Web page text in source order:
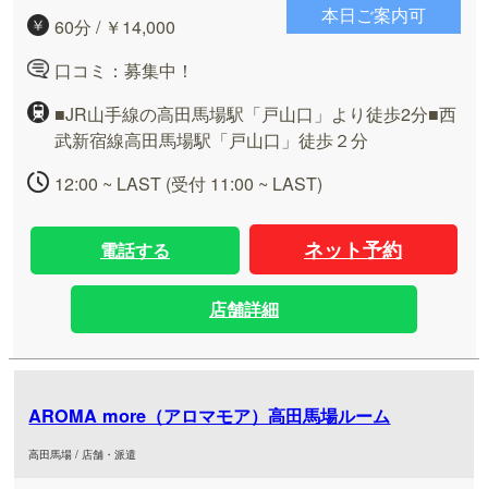
60分 / ￥14,000
口コミ：募集中！
■JR山手線の高田馬場駅「戸山口」より徒歩2分■西
武新宿線高田馬場駅「戸山口」徒歩２分
12:00 ~ LAST (受付 11:00 ~ LAST)
本日ご案内可
電話する ネット予約
店舗詳細
AROMA more（アロマモア）高田馬場ルーム
高田馬場 / 店舗・派遣